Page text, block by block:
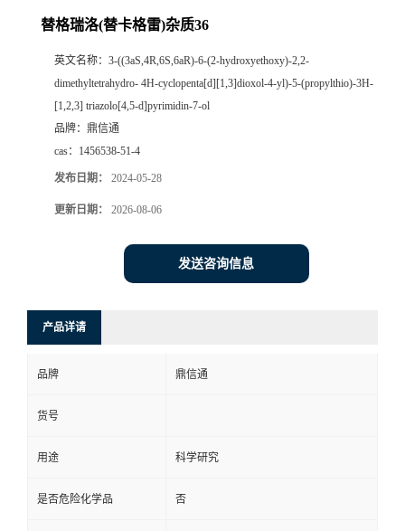
替格瑞洛(替卡格雷)杂质36
英文名称： 3-((3aS,4R,6S,6aR)-6-(2-hydroxyethoxy)-2,2-
dimethyltetrahydro- 4H-cyclopenta[d][1,3]dioxol-4-yl)-5-(propylthio)-3H-
[1,2,3] triazolo[4,5-d]pyrimidin-7-ol
品牌： 鼎信通
cas： 1456538-51-4
发布日期： 2024-05-28
更新日期： 2026-08-06
发送咨询信息
产品详请
品牌 鼎信通
货号
用途 科学研究
是否危险化学品 否